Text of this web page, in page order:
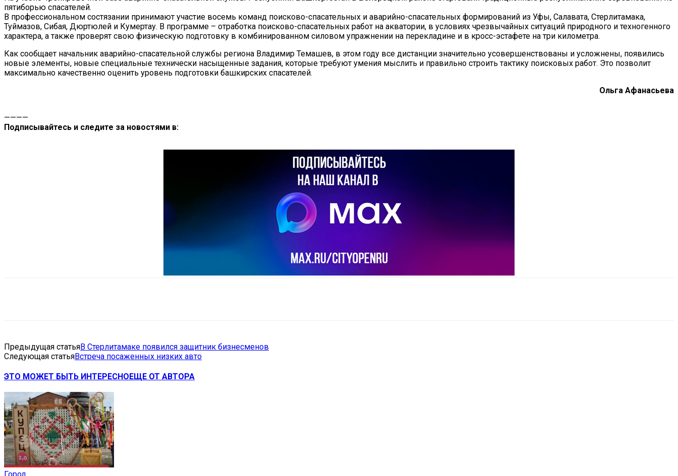
пятиборью спасателей.
В профессиональном состязании принимают участие восемь команд поисково-спасательных и аварийно-спасательных формирований из Уфы, Салавата, Стерлитамака,
Туймазов, Сибая, Дюртюлей и Кумертау. В программе – отработка поисково-спасательных работ на акватории, в условиях чрезвычайных ситуаций природного и техногенного
характера, а также проверят свою физическую подготовку в комбинированном силовом упражнении на перекладине и в кросс-эстафете на три километра.
Как сообщает начальник аварийно-спасательной службы региона Владимир Темашев, в этом году все дистанции значительно усовершенствованы и усложнены, появились
новые элементы, новые специальные технически насыщенные задания, которые требуют умения мыслить и правильно строить тактику поисковых работ. Это позволит
максимально качественно оценить уровень подготовки башкирских спасателей.
Ольга Афанасьева
————
Подписывайтесь и следите за новостями в:
Предыдущая статьяВ Стерлитамаке появился защитник бизнесменов
Следующая статьяВстреча посаженных низких авто
ЭТО МОЖЕТ БЫТЬ ИНТЕРЕСНОЕЩЕ ОТ АВТОРА